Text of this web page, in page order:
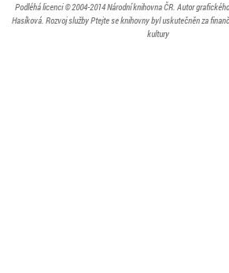
Podléhá licenci© 2004-2014Národní knihovna ČR. Autor
Hasíková. Rozvoj služby Ptejte se knihovny byl uskutečněn za
kultury